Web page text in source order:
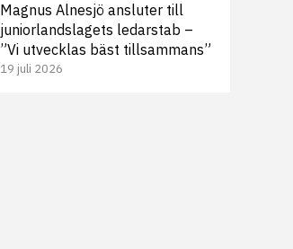
Magnus Alnesjö ansluter till
juniorlandslagets ledarstab –
”Vi utvecklas bäst tillsammans”
19 juli 2026